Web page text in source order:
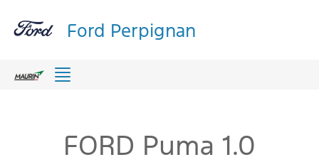
Ford Perpignan
Menu
FORD Puma 1.0